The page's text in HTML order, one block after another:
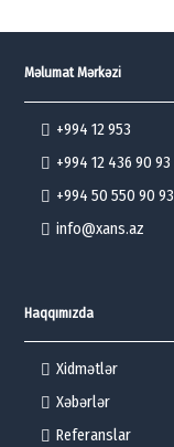
Məlumat Mərkəzi
+994 12 953
+994 12 436 90 93
+994 50 550 90 93
info@xans.az
Haqqımızda
Xidmətlər
Xəbərlər
Referanslar